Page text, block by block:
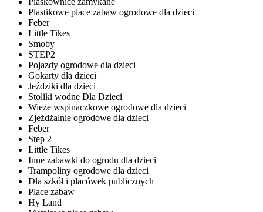
Plastikowe place zabaw ogrodowe dla dzieci
Feber
Little Tikes
Smoby
STEP2
Pojazdy ogrodowe dla dzieci
Gokarty dla dzieci
Jeździki dla dzieci
Stoliki wodne Dla Dzieci
Wieże wspinaczkowe ogrodowe dla dzieci
Zjeżdżalnie ogrodowe dla dzieci
Feber
Step 2
Little Tikes
Inne zabawki do ogrodu dla dzieci
Trampoliny ogrodowe dla dzieci
Dla szkół i placówek publicznych
Place zabaw
Hy Land